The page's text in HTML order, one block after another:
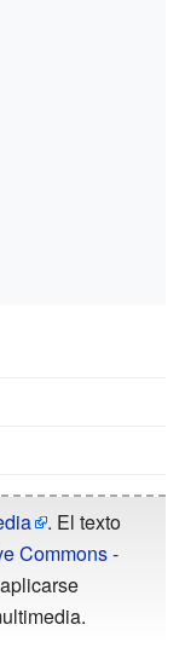
. El texto
Commons -